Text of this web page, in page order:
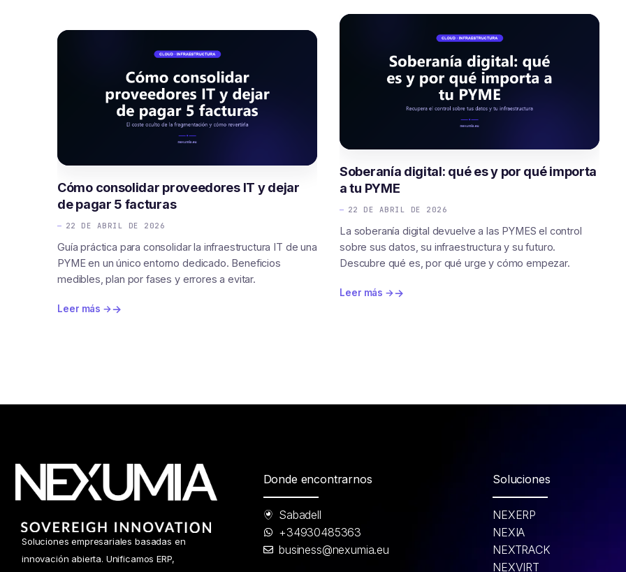
Cómo consolidar proveedores IT y dejar
de pagar 5 facturas
22 DE ABRIL DE 2026
Guía práctica para consolidar la infraestructura IT de una
PYME en un único entorno dedicado. Beneficios
medibles, plan por fases y errores a evitar.
Leer más →
Soberanía digital: qué es y por qué importa
a tu PYME
22 DE ABRIL DE 2026
La soberanía digital devuelve a las PYMES el control
sobre sus datos, su infraestructura y su futuro.
Descubre qué es, por qué urge y cómo empezar.
Leer más →
Soluciones empresariales basadas en
innovación abierta. Unificamos ERP,
Donde encontrarnos
Sabadell
+34930485363
business@nexumia.eu
Soluciones
NEXERP
NEXIA
NEXTRACK
NEXVIRT